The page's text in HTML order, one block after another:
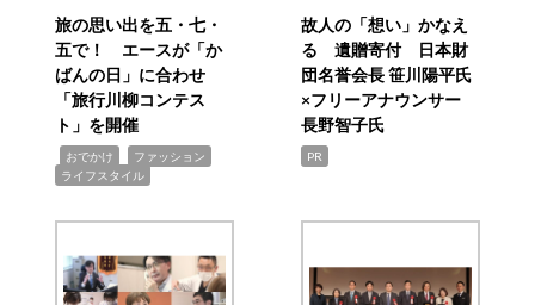
旅の思い出を五・七・
五で！ エースが「か
ばんの日」に合わせ
「旅行川柳コンテス
ト」を開催
おでかけ ファッション
ライフスタイル
故人の「想い」かなえ
る 遺贈寄付 日本財
団名誉会長 笹川陽平氏
×フリーアナウンサー
長野智子氏
PR